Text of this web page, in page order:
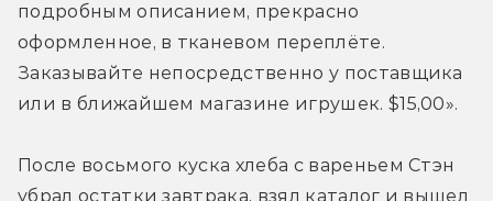
подробным описанием, прекрасно
оформленное, в тканевом переплёте.
Заказывайте непосредственно у поставщика
или в ближайшем магазине игрушек. $15,00».
После восьмого куска хлеба с вареньем Стэн
убрал остатки завтрака, взял каталог и вышел